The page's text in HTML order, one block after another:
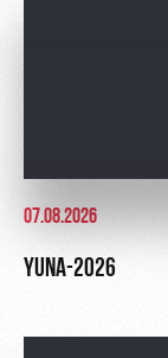
07.08.2026
YUNA-2026